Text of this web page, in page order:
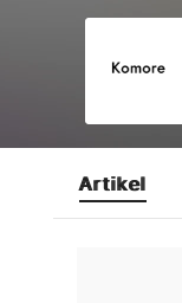
Artikel